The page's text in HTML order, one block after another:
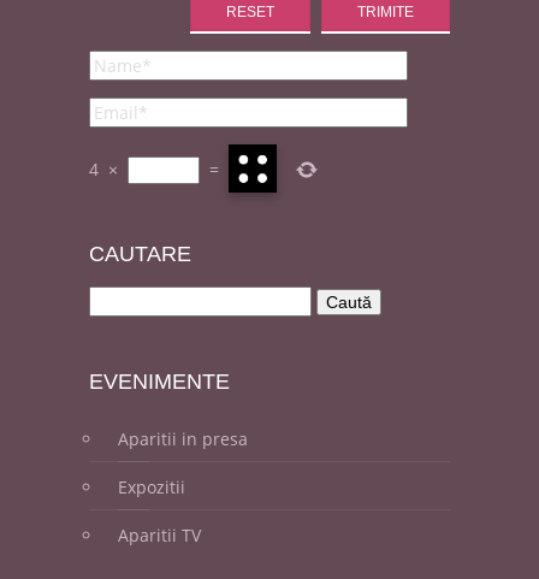
4 × =
CAUTARE
EVENIMENTE
Aparitii in presa
Expozitii
Aparitii TV